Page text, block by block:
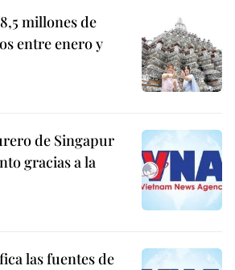
millones de
entre enero y
de Singapur
gracias a la
las fuentes de